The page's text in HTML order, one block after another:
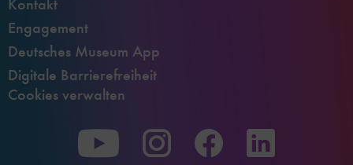
Kontakt
Engagement
Deutsches Museum App
Digitale Barrierefreiheit
Cookies verwalten
Zu
unserer
Zu
unserer
Zu
unserer